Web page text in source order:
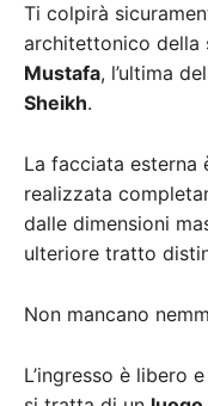
Ti colpirà
architettonico della
Mustafa, l’ultima
Sheikh.
La facciata esterna
realizzata
dalle dimensioni
ulteriore tratto
Non mancano
L’ingresso è libero